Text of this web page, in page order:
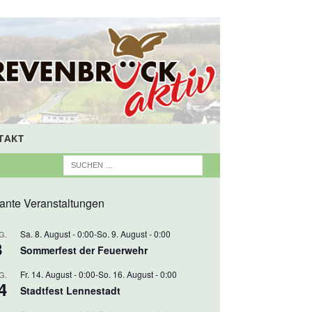
Veranstaltungen
Sa. 8. August - 0:00-So. 9. August - 0:00
Sommerfest der Feuerwehr
Fr. 14. August - 0:00-So. 16. August - 0:00
Stadtfest Lennestadt